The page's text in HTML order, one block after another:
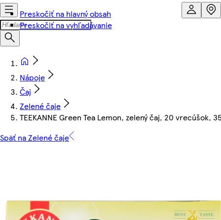
Preskočiť na hlavný obsah
Preskočiť na vyhľadávanie
Nápoje
Čaj
Zelené čaje
TEEKANNE Green Tea Lemon, zelený čaj, 20 vrecúšok,
Späť na Zelené čaje